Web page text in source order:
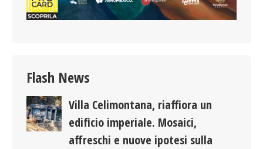
Flash News
Villa Celimontana, riaffiora un
edificio imperiale. Mosaici,
affreschi e nuove ipotesi sulla